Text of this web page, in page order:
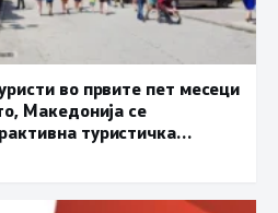
во првите пет месеци
Македонија се
туристичка